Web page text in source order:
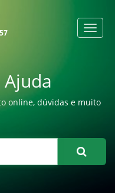
online, dúvidas e muito